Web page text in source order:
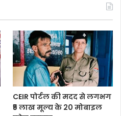
CEIR पोर्टल की मदद से लगभग
₹5 लाख मूल्य के 20 मोबाइल